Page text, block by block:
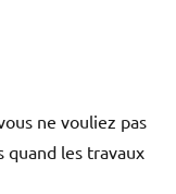
ne vouliez pas
quand les travaux